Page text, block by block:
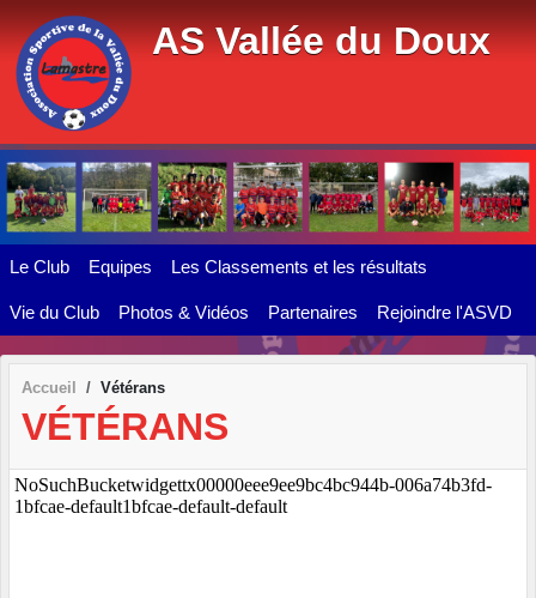
AS Vallée du Doux
Le Club Equipes Les Classements et les résultats
Vie du Club Photos & Vidéos Partenaires Rejoindre l'ASVD
Accueil Vétérans
VÉTÉRANS
Panneau de gestion des cookies